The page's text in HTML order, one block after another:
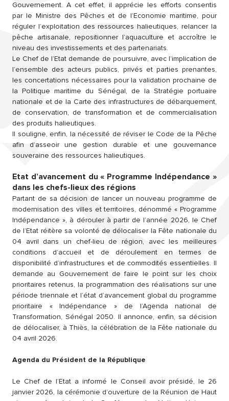
Gouvernement. A cet effet, il apprécie les efforts consentis
par le Ministre des Pêches et de l’Economie maritime, pour
réguler l’exploitation des ressources halieutiques, relancer la
pêche artisanale, repositionner l’aquaculture et accroître le
niveau des investissements et des partenariats.
Le Chef de l’Etat demande de poursuivre, avec l’implication de
l’ensemble des acteurs publics, privés et parties prenantes,
les concertations nécessaires pour la validation prochaine de
la Politique maritime du Sénégal, de la Stratégie portuaire
nationale et de la Carte des infrastructures de débarquement,
de conservation, de transformation et de commercialisation
des produits halieutiques.
Il souligne, enfin, la nécessité de réviser le Code de la Pêche
afin d’asseoir une gestion durable et une gouvernance
souveraine des ressources halieutiques.
Etat d’avancement du « Programme Indépendance »
dans les chefs-lieux des régions
Partant de sa décision de lancer un nouveau programme de
modernisation des villes et territoires, dénommé « Programme
Indépendance », à dérouler à partir de l’année 2026, le Chef
de l’Etat réitère sa volonté de délocaliser la Fête nationale du
04 avril dans un chef-lieu de région, avec les meilleures
conditions d’accueil et de déroulement en termes de
disponibilité d’infrastructures et de commodités essentielles. Il
demande au Gouvernement de faire le point sur les choix
prioritaires retenus, la programmation des réalisations sur une
période triennale et l’état d’avancement global du programme
prioritaire « Indépendance » de l’Agenda national de
Transformation, Sénégal 2050. Il annonce, enfin, sa décision
de délocaliser, à Thiès, la célébration de la Fête nationale du
04 avril 2026.
Agenda du Président de la République
Le Chef de l’Etat a informé le Conseil avoir présidé, le 26
janvier 2026, la cérémonie d’ouverture de la Réunion de Haut